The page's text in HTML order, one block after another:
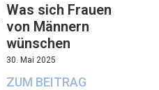
Was sich Frauen
von Männern
wünschen
30. Mai 2025
ZUM BEITRAG